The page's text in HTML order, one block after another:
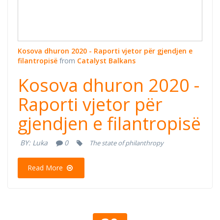
Kosova dhuron 2020 - Raporti vjetor për gjendjen e
filantropisë from Catalyst Balkans
Kosova dhuron 2020 -
Raporti vjetor për
gjendjen e filantropisë
BY: Luka 0 The state of philanthropy
Read More